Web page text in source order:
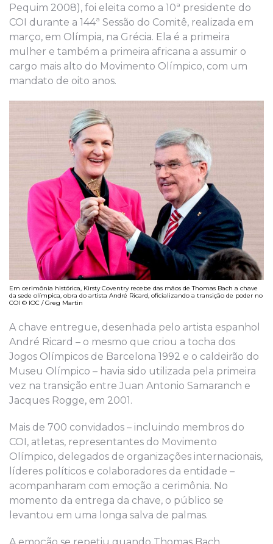
Pequim 2008), foi eleita como a 10ª presidente do
COI durante a 144ª Sessão do Comitê, realizada em
março, em Olímpia, na Grécia. Ela é a primeira
mulher e também a primeira africana a assumir o
cargo mais alto do Movimento Olímpico, com um
mandato de oito anos.
Em cerimônia histórica, Kirsty Coventry recebe das mãos de Thomas Bach a chave
da sede olímpica, obra do artista André Ricard, oficializando a transição de poder no
COI © IOC / Greg Martin
A chave entregue, desenhada pelo artista espanhol
André Ricard – o mesmo que criou a tocha dos
Jogos Olímpicos de Barcelona 1992 e o caldeirão do
Museu Olímpico – havia sido utilizada pela primeira
vez na transição entre Juan Antonio Samaranch e
Jacques Rogge, em 2001.
Mais de 700 convidados – incluindo membros do
COI, atletas, representantes do Movimento
Olímpico, delegados de organizações internacionais,
líderes políticos e colaboradores da entidade –
acompanharam com emoção a cerimônia. No
momento da entrega da chave, o público se
levantou em uma longa salva de palmas.